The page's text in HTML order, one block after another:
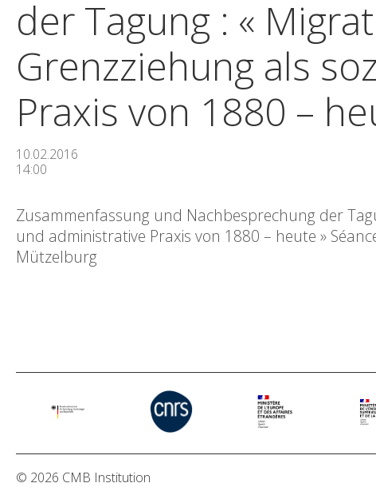
der Tagung : «
Grenzziehung als
Praxis von 1880 –
10.02.2016
14:00
Zusammenfassung und Nachbesprechung der
und administrative Praxis von 1880 – heute »
Mützelburg
© 2026 CMB Institution